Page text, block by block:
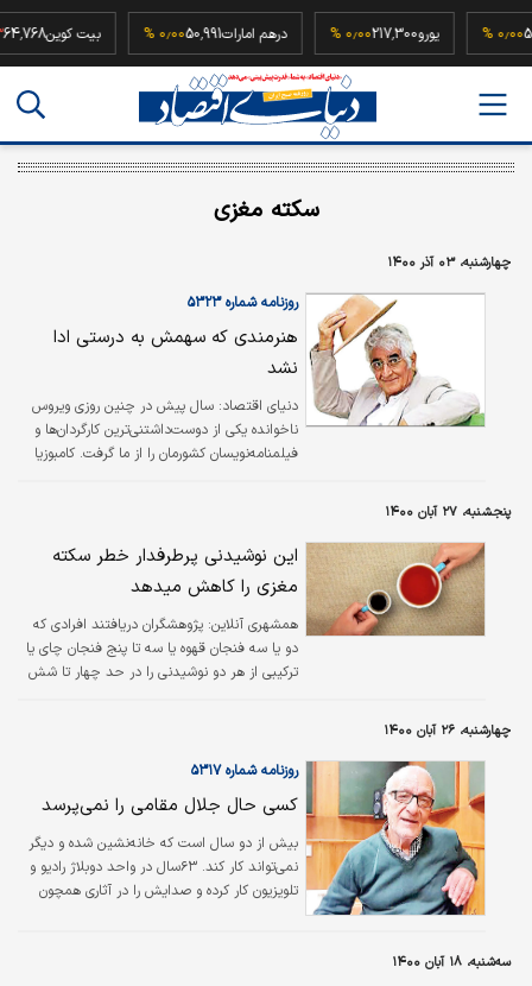
یورو217,300 درهم امارات50,991 بیت کوین
سکته مغزی
چهارشنبه، ۰۳ آذر ۱۴۰۰
روزنامه شماره ۵۳۲۳
هنرمندی که سهمش به درستی ادا
نشد
دنياي اقتصاد: سال پیش در چنین روزی ویروس
ناخوانده یکی از دوست‌‌داشتنی‌‌ترین کارگردان‌‌ها و
فیلمنامه‌نویسان کشورمان را از ما گرفت. کامبوزیا
مهرجویی، سیروس الوند، جعفر پناهی، رسول
صدرعاملی، کمال تبریزی و مجید مجیدی تاثیر
زیادی بر سینمای ایران گذاشته بود، به دلیل سکته
مغزی و عدم تاب‌‌آوری اندام‌ها در اثر عمل جراحی و
ابتلای همزمان به ویروس کرونا درگذشت.
پنجشنبه، ۲۷ آبان ۱۴۰۰
این نوشیدنی پرطرفدار خطر سکته
مغزی را کاهش میدهد
همشهری آنلاین: پژوهشگران دریافتند افرادی که
دو یا سه فنجان قهوه یا سه تا پنج فنجان چای یا
ترکیبی از هر دو نوشیدنی را در حد چهار تا شش
چهارشنبه، ۲۶ آبان ۱۴۰۰
روزنامه شماره ۵۳۱۷
کسی حال جلال مقامی را نمی‌پرسد
بیش از دو سال است که خانه‌نشین شده و دیگر
نمی‌تواند کار کند. ۶۳سال در واحد دوبلاژ رادیو و
تلویزیون کار کرده و صدایش را در آثاری همچون
سه‌شنبه، ۱۸ آبان ۱۴۰۰